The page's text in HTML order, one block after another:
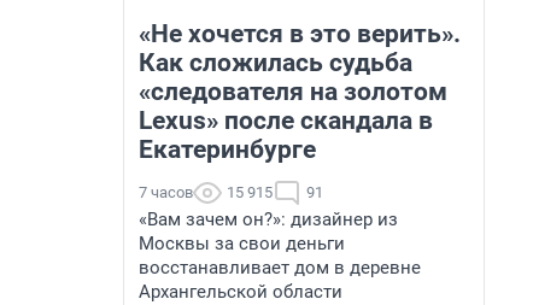
«Не хочется в это верить».
Как сложилась судьба
«следователя на золотом
Lexus» после скандала в
Екатеринбурге
7 часов 15 915 91
«Вам зачем он?»: дизайнер из
Москвы за свои деньги
восстанавливает дом в деревне
Архангельской области